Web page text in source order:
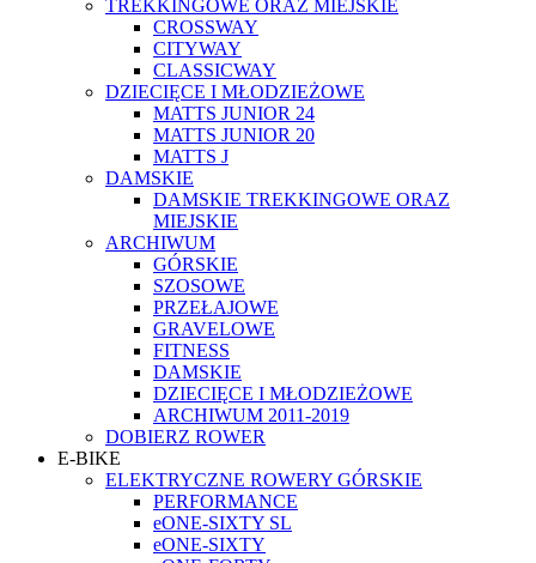
TREKKINGOWE ORAZ MIEJSKIE
CROSSWAY
CITYWAY
CLASSICWAY
DZIECIĘCE I MŁODZIEŻOWE
MATTS JUNIOR 24
MATTS JUNIOR 20
MATTS J
DAMSKIE
DAMSKIE TREKKINGOWE ORAZ
MIEJSKIE
ARCHIWUM
GÓRSKIE
SZOSOWE
PRZEŁAJOWE
GRAVELOWE
FITNESS
DAMSKIE
DZIECIĘCE I MŁODZIEŻOWE
ARCHIWUM 2011-2019
DOBIERZ ROWER
E-BIKE
ELEKTRYCZNE ROWERY GÓRSKIE
PERFORMANCE
eONE-SIXTY SL
eONE-SIXTY